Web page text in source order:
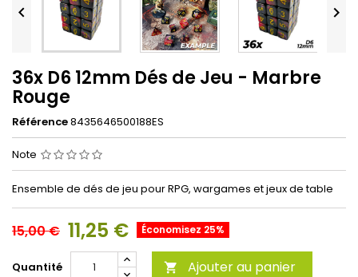
 
36x D6 12mm Dés de Jeu - Marbre
Rouge
Référence8435646500188ES
Note
Ensemble de dés de jeu pour RPG, wargames et jeux de table
15,00 € 11,25 € Économisez 25%
Quantité  Ajouter au panier